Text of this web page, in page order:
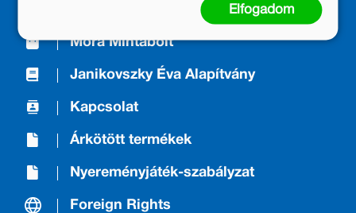
A Kiadóról/About us
Móra Mintabolt
Janikovszky Éva Alapítvány
Kapcsolat
Árkötött termékek
Nyereményjáték-szabályzat
Foreign Rights
Elfogadom